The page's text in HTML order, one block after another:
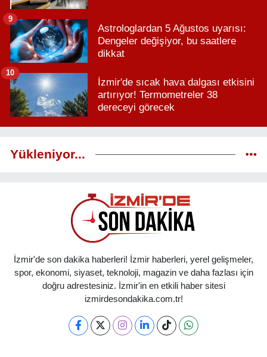
Astrologlardan 5 Ağustos uyarısı:
Dengeler değişiyor, bu saatlere
dikkat
9
İzmir'de sıcak hava dalgası etkisini
artırıyor! Termometreler 38
dereceyi görecek
10
Yükleniyor...
İzmir'de son dakika haberleri! İzmir haberleri, yerel gelişmeler,
spor, ekonomi, siyaset, teknoloji, magazin ve daha fazlası için
doğru adrestesiniz. İzmir'in en etkili haber sitesi
izmirdesondakika.com.tr!